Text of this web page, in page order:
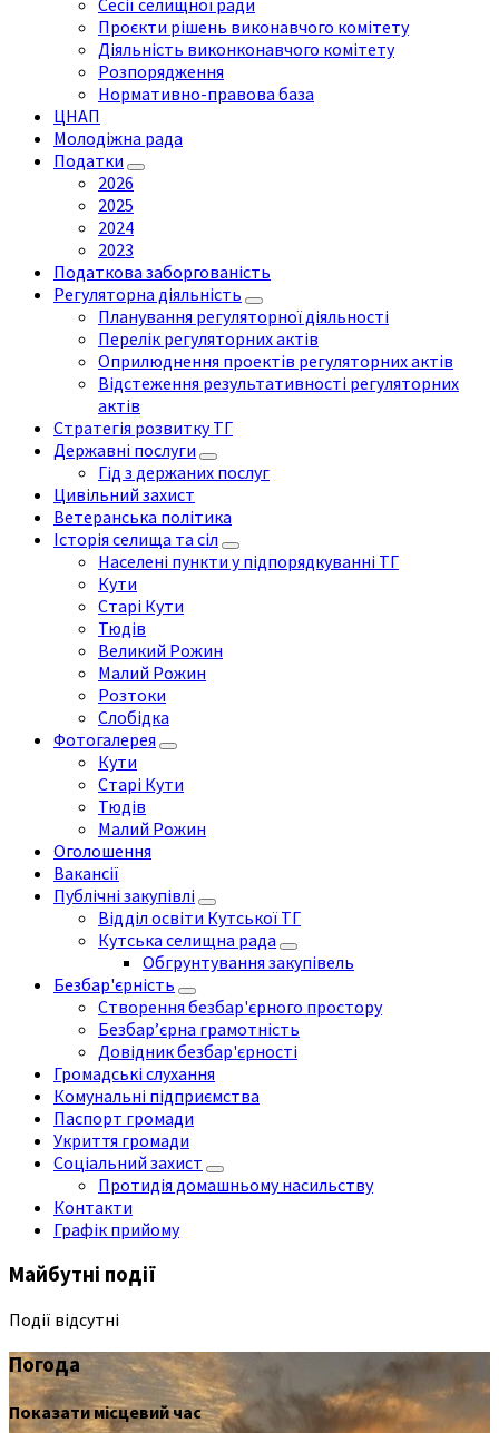
Сесії селищної ради
Проєкти рішень виконавчого комітету
Діяльність виконконавчого комітету
Розпорядження
Нормативно-правова база
ЦНАП
Молодіжна рада
Податки
2026
2025
2024
2023
Податкова заборгованість
Регуляторна діяльність
Планування регуляторної діяльності
Перелік регуляторних актів
Оприлюднення проектів регуляторних актів
Відстеження результативності регуляторних
актів
Стратегія розвитку ТГ
Державні послуги
Гід з держаних послуг
Цивільний захист
Ветеранська політика
Історія селища та сіл
Населені пункти у підпорядкуванні ТГ
Кути
Старі Кути
Тюдів
Великий Рожин
Малий Рожин
Розтоки
Слобідка
Фотогалерея
Кути
Старі Кути
Тюдів
Малий Рожин
Оголошення
Вакансії
Публічні закупівлі
Відділ освіти Кутської ТГ
Кутська селищна рада
Обгрунтування закупівель
Безбар'єрність
Створення безбар'єрного простору
Безбар’єрна грамотність
Довідник безбар'єрності
Громадські слухання
Комунальні підприємства
Паспорт громади
Укриття громади
Соціальний захист
Протидія домашньому насильству
Контакти
Графік прийому
Майбутні події
Події відсутні
Погода
Показати місцевий час